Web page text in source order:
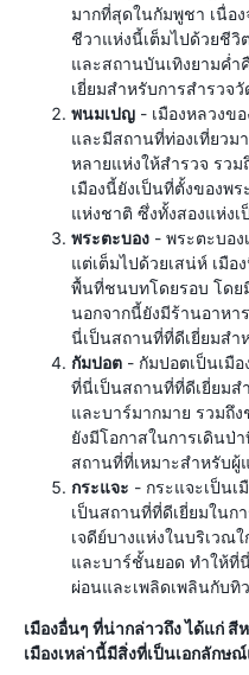
มากที่สุดในกัมพูชา เนื่อ
ชีวาแห่งนี้เต็มไปด้วยชี
และสถานบันเทิงยามค่ำ
เยี่ยมสำหรับการสำรวจ
พนมเปญ - เมืองหลวงข
และมีสถานที่ท่องเที่ยว
หลายแห่งให้สำรวจ รว
เมืองนี้ยังเป็นที่ตั้งของ
แห่งชาติ ซึ่งทั้งสองแห่ง
พระตะบอง - พระตะบอง
แต่เต็มไปด้วยเสน่ห์ เมือ
พื้นที่ชนบทโดยรอบ โดย
นอกจากนี้ยังมีร้านอาหา
นี่เป็นสถานที่ที่ดีเยี่ยมสำ
กัมปอต - กัมปอตเป็นเมื
ที่นี่เป็นสถานที่ที่ดีเยี่ยมส
และบาร์มากมาย รวมถึ
ยังมีโอกาสในการเดินป่
สถานที่ที่เหมาะสำหรับผู้
กระแจะ - กระแจะเป็นเ
เป็นสถานที่ที่ดีเยี่ยมในก
เจดีย์บางแห่งในบริเวณ
และบาร์ชั้นยอด ทำให้ที่
ผ่อนและเพลิดเพลินกับทิ
เมืองอื่นๆ ที่น่ากล่าวถึง ได้แก่
เมืองเหล่านี้มีสิ่งที่เป็นเอกลักษ